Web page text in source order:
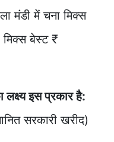
मंडी में चना मिक्स
बेस्ट ₹
लक्ष्य इस प्रकार है:
सरकारी खरीद)